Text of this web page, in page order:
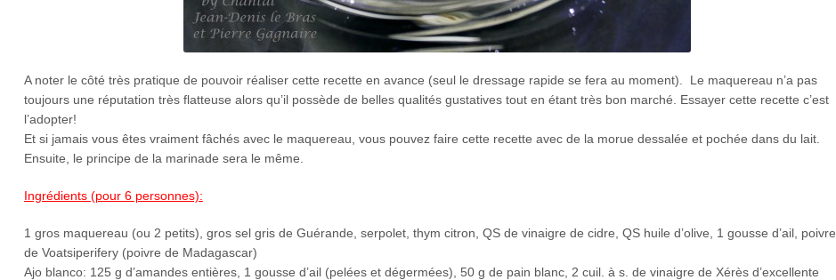
A noter le côté très pratique de pouvoir réaliser cette recette en avance (seul le dressage rapide se fera au moment). Le maquereau n’a pas
toujours une réputation très flatteuse alors qu’il possède de belles qualités gustatives tout en étant très bon marché. Essayer cette recette c’est
l’adopter!
Et si jamais vous êtes vraiment fâchés avec le maquereau, vous pouvez faire cette recette avec de la morue dessalée et pochée dans du lait.
Ensuite, le principe de la marinade sera le même.
Ingrédients (pour 6 personnes):
1 gros maquereau (ou 2 petits), gros sel gris de Guérande, serpolet, thym citron, QS de vinaigre de cidre, QS huile d’olive, 1 gousse d’ail, poivre
de Voatsiperifery (poivre de Madagascar)
Ajo blanco: 125 g d’amandes entières, 1 gousse d’ail (pelées et dégermées), 50 g de pain blanc, 2 cuil. à s. de vinaigre de Xérès d’excellente